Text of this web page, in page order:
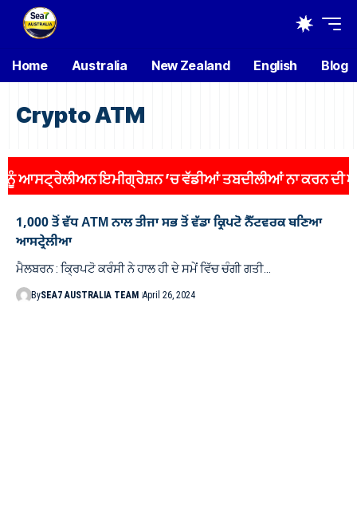
Home Australia New Zealand English Blog
Crypto ATM
ਇਮੀਗ੍ਰੇਸ਼ਨ ’ਚ ਵੱਡੀਆਂ ਤਬਦੀਲੀਆਂ ਨਾ ਕਰਨ ਦੀ
1,000 ਤੋਂ ਵੱਧ ATM ਨਾਲ ਤੀਜਾ ਸਭ ਤੋਂ ਵੱਡਾ ਕ੍ਰਿਪਟੋ ਨੈੱਟਵਰਕ ਬਣਿਆ
ਆਸਟ੍ਰੇਲੀਆ
ਮੈਲਬਰਨ : ਕ੍ਰਿਪਟੋ ਕਰੰਸੀ ਨੇ ਹਾਲ ਹੀ ਦੇ ਸਮੇਂ ਵਿੱਚ ਚੰਗੀ ਗਤੀ…
BySEA7 AUSTRALIA TEAM April 26, 2024